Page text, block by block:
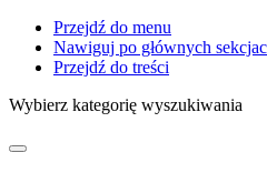
Przejdź do menu
Nawiguj po głównych
Przejdź do treści
Wybierz kategorię wyszukiwania